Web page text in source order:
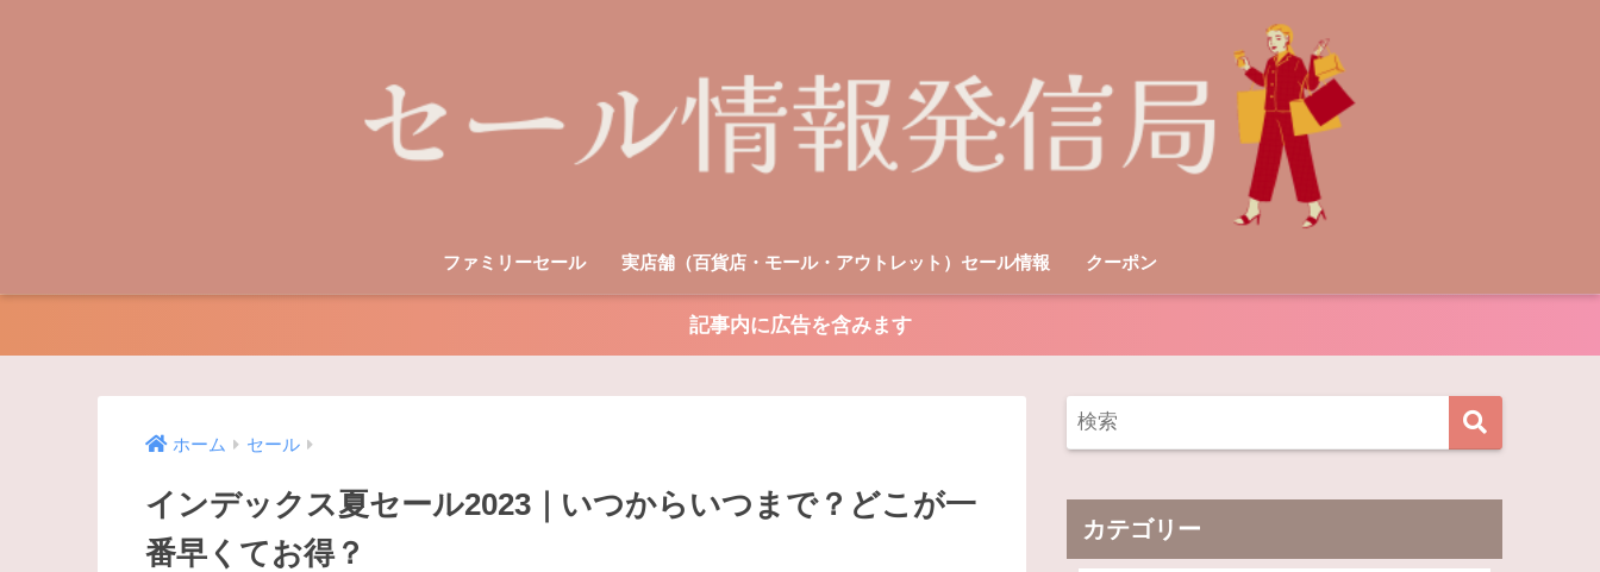
ファミリーセール 実店舗（百貨店・モール・アウトレット）セール情報 クーポン
記事内に広告を含みます
ホーム セール
インデックス夏セール2023｜いつからいつまで？どこが一
番早くてお得？
カテゴリー